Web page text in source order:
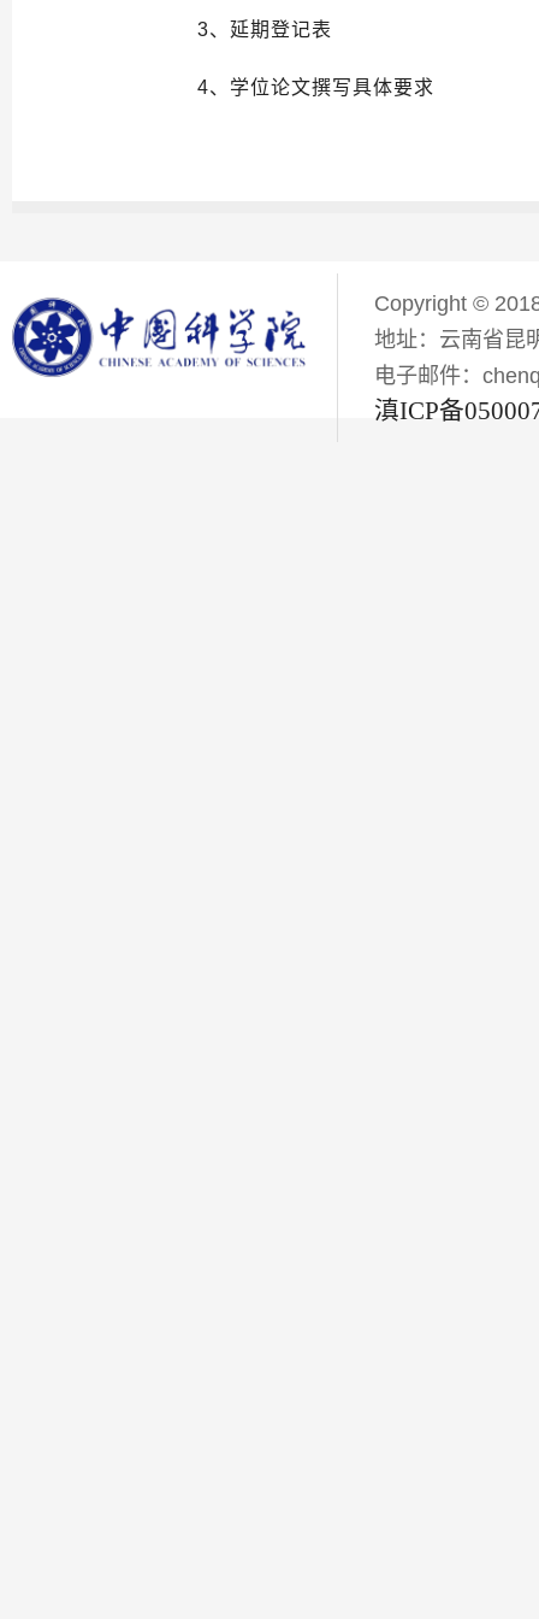
3、 延期登记表
4、 学位论文撰写具体要求
Copyright ©
地址：云南省昆
电子邮件：
滇ICP备